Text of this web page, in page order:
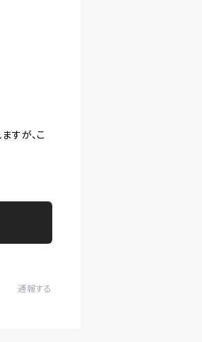
すが、こ
通報する